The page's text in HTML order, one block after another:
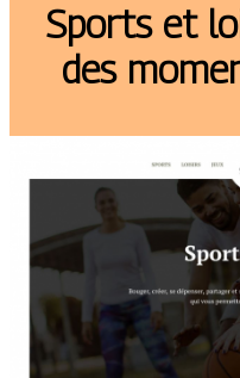
Sports et
des